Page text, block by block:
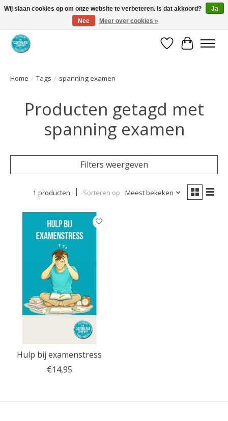
Coaching via download. Effectief en voordelig.
Verlanglijst
Home / Tags / spanning examen
Producten getagd met
spanning examen
Filters weergeven
1 producten Sorteren op Meest bekeken
Hulp bij examenstress
€14,95
Wij slaan cookies op om onze website te verbeteren. Is dat akkoord?
Ja
Nee
Meer over cookies »